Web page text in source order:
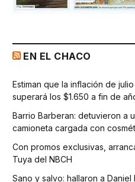
EN EL CHACO
Estiman que la inflación de
superará los $1.650 a fin de
Barrio Barberan: detuvieron a
camioneta cargada con
Con promos exclusivas,
Tuya del NBCH
Sano y salvo: hallaron a